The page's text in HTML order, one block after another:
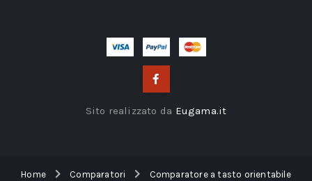
Sito realizzato da Eugama.it
Home Comparatori Comparatore a tasto orientabile